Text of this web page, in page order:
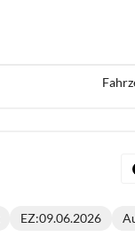
EZ:09.06.2026